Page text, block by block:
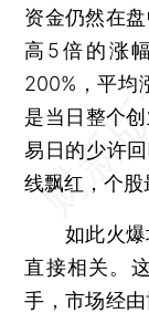
资金仍然在
高5倍的涨
200%，平均
是当日整个
易日的少许
线飘红，个股
如此火爆
直接相关。
手，市场经